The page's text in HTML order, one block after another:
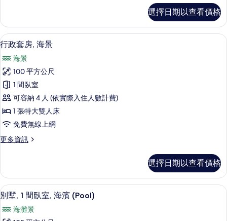
有
相
片
客
房,
海
景
的
詳
情
選擇日期以查看價格
顯
示
行
政
套
房,
海
景
的
有
相
片
行政套房, 海景 | 低過敏寢具、客房內
7
行政套房, 海景
海景
100 平方公尺
1 間臥室
可容納 4 人 (依實際入住人數計費)
1 張特大雙人床
免費無線上網
更多資訊
更
套
房,
海
景
的
選擇日期以查看價格
顯
示
別
低過敏寢具、客房內保險箱、書桌、
11
別墅, 1 間臥室, 海濱 (Pool)
海灘景